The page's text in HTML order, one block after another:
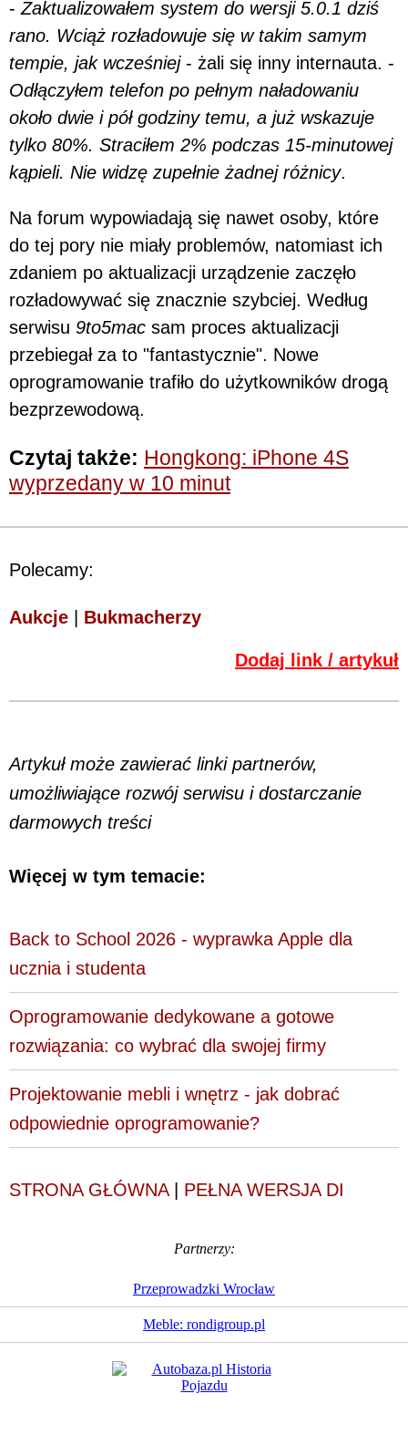
- Zaktualizowałem system do wersji 5.0.1 dziś
rano. Wciąż rozładowuje się w takim samym
tempie, jak wcześniej- żali się inny internauta. -
Odłączyłem telefon po pełnym naładowaniu
około dwie i pół godziny temu, a już wskazuje
tylko 80%. Straciłem 2% podczas 15-minutowej
kąpieli. Nie widzę zupełnie żadnej różnicy.
Na forum wypowiadają się nawet osoby, które
do tej pory nie miały problemów, natomiast ich
zdaniem po aktualizacji urządzenie zaczęło
rozładowywać się znacznie szybciej. Według
serwisu 9to5mac sam proces aktualizacji
przebiegał za to "fantastycznie". Nowe
oprogramowanie trafiło do użytkowników drogą
bezprzewodową.
Czytaj także: Hongkong: iPhone 4S
wyprzedany w 10 minut
Polecamy:
Aukcje Bukmacherzy
Dodaj link / artykuł
Artykuł może zawierać linki partnerów,
umożliwiające rozwój serwisu i dostarczanie
darmowych treści
Więcej w tym temacie:
Back to School 2026 - wyprawka Apple dla
ucznia i studenta
Oprogramowanie dedykowane a gotowe
rozwiązania: co wybrać dla swojej firmy
Projektowanie mebli i wnętrz - jak dobrać
odpowiednie oprogramowanie?
STRONA GŁÓWNA| PEŁNA WERSJA DI
Partnerzy:
Przeprowadzki Wrocław
Meble: rondigroup.pl